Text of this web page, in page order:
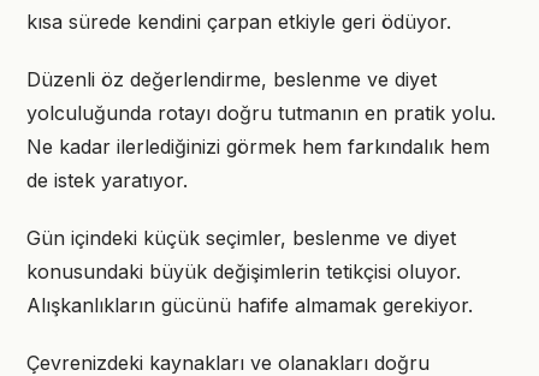
kısa sürede kendini çarpan etkiyle geri ödüyor.
Düzenli öz değerlendirme, beslenme ve diyet
yolculuğunda rotayı doğru tutmanın en pratik yolu.
Ne kadar ilerlediğinizi görmek hem farkındalık hem
de istek yaratıyor.
Gün içindeki küçük seçimler, beslenme ve diyet
konusundaki büyük değişimlerin tetikçisi oluyor.
Alışkanlıkların gücünü hafife almamak gerekiyor.
Çevrenizdeki kaynakları ve olanakları doğru